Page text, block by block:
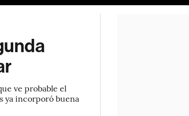
ve probable el
ya incorporó buena